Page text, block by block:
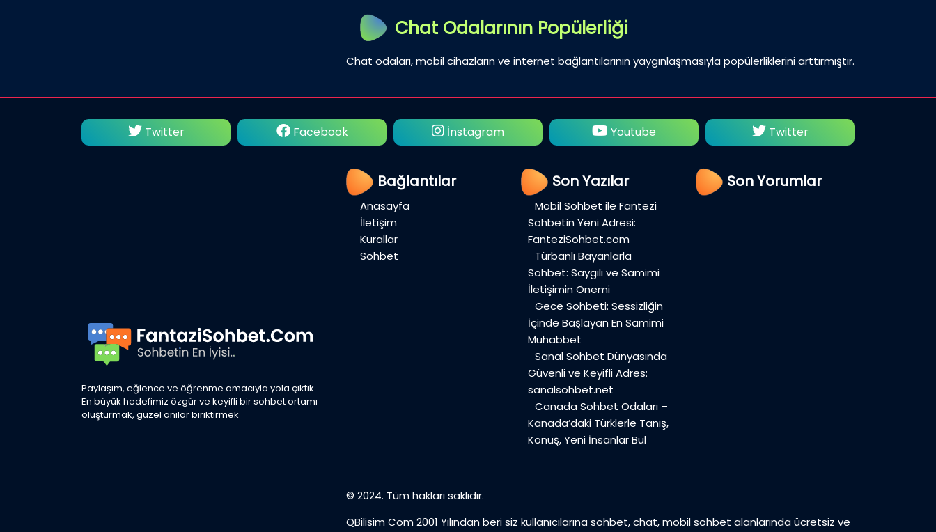
Chat Odalarının Popülerliği
Chat odaları, mobil cihazların ve internet bağlantılarının yaygınlaşmasıyla popülerliklerini arttırmıştır.
Twitter Facebook İnstagram Youtube Twitter
Paylaşım, eğlence ve öğrenme amacıyla yola çıktık.
En büyük hedefimiz özgür ve keyifli bir sohbet ortamı
oluşturmak, güzel anılar biriktirmek
Bağlantılar
Anasayfa
İletişim
Kurallar
Sohbet
Son Yazılar
Mobil Sohbet ile Fantezi
Sohbetin Yeni Adresi:
FanteziSohbet.com
Türbanlı Bayanlarla
Sohbet: Saygılı ve Samimi
İletişimin Önemi
Gece Sohbeti: Sessizliğin
İçinde Başlayan En Samimi
Muhabbet
Sanal Sohbet Dünyasında
Güvenli ve Keyifli Adres:
sanalsohbet.net
Canada Sohbet Odaları –
Kanada’daki Türklerle Tanış,
Konuş, Yeni İnsanlar Bul
Son Yorumlar
© 2024. Tüm hakları saklıdır.
QBilisim Com 2001 Yılından beri siz kullanıcılarına sohbet, chat, mobil sohbet alanlarında ücretsiz ve